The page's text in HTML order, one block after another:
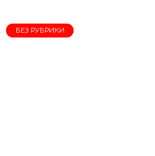
БЕЗ РУБРИКИ